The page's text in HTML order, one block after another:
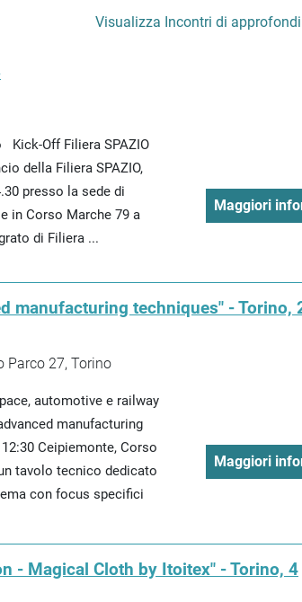
Visualizza Incontri di
Off Filiera SPAZIO
della Filiera SPAZIO,
presso la sede di
in Corso Marche 79 a
di Filiera ...
Maggiori
manufacturing techniques" - Torino,
Parco 27, Torino
automotive e railway
manufacturing
Ceipiemonte, Corso
tavolo tecnico dedicato
con focus specifici
Maggiori
- Magical Cloth by Itoitex" - Torino, 4